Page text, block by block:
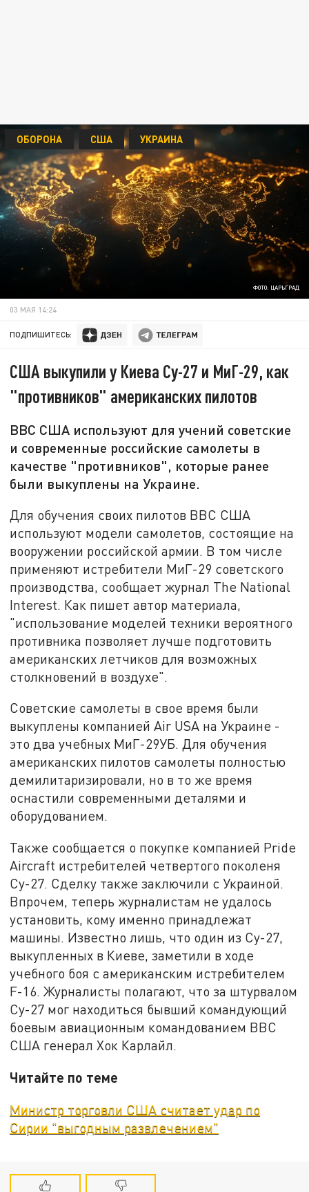
ФОТО: ЦАРЬГРАД
ОБОРОНА США УКРАИНА
03 МАЯ 14:24
ПОДПИШИТЕСЬ:
США выкупили у Киева Су-27 и МиГ-29, как
"противников" американских пилотов
ВВС США используют для учений советские
и современные российские самолеты в
качестве "противников", которые ранее
были выкуплены на Украине.
Для обучения своих пилотов ВВС США
используют модели самолетов, состоящие на
вооружении российской армии. В том числе
применяют истребители МиГ-29 советского
производства, сообщает журнал The National
Interest. Как пишет автор материала,
"использование моделей техники вероятного
противника позволяет лучше подготовить
американских летчиков для возможных
столкновений в воздухе".
Советские самолеты в свое время были
выкуплены компанией Air USA на Украине -
это два учебных МиГ-29УБ. Для обучения
американских пилотов самолеты полностью
демилитаризировали, но в то же время
оснастили современными деталями и
оборудованием.
Также сообщается о покупке компанией Pride
Aircraft истребителей четвертого поколеня
Су-27. Сделку также заключили с Украиной.
Впрочем, теперь журналистам не удалось
установить, кому именно принадлежат
машины. Известно лишь, что один из Су-27,
выкупленных в Киеве, заметили в ходе
учебного боя с американским истребителем
F-16. Журналисты полагают, что за штурвалом
Су-27 мог находиться бывший командующий
боевым авиационным командованием ВВС
США генерал Хок Карлайл.
Читайте по теме
Министр торговли США считает удар по
Сирии "выгодным развлечением"